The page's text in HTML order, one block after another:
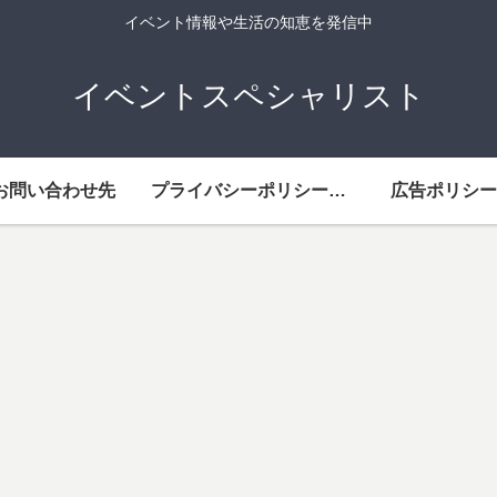
イベント情報や生活の知恵を発信中
イベントスペシャリスト
問い合わせ先 プライバシーポリシー・免責事項 広告ポリシー